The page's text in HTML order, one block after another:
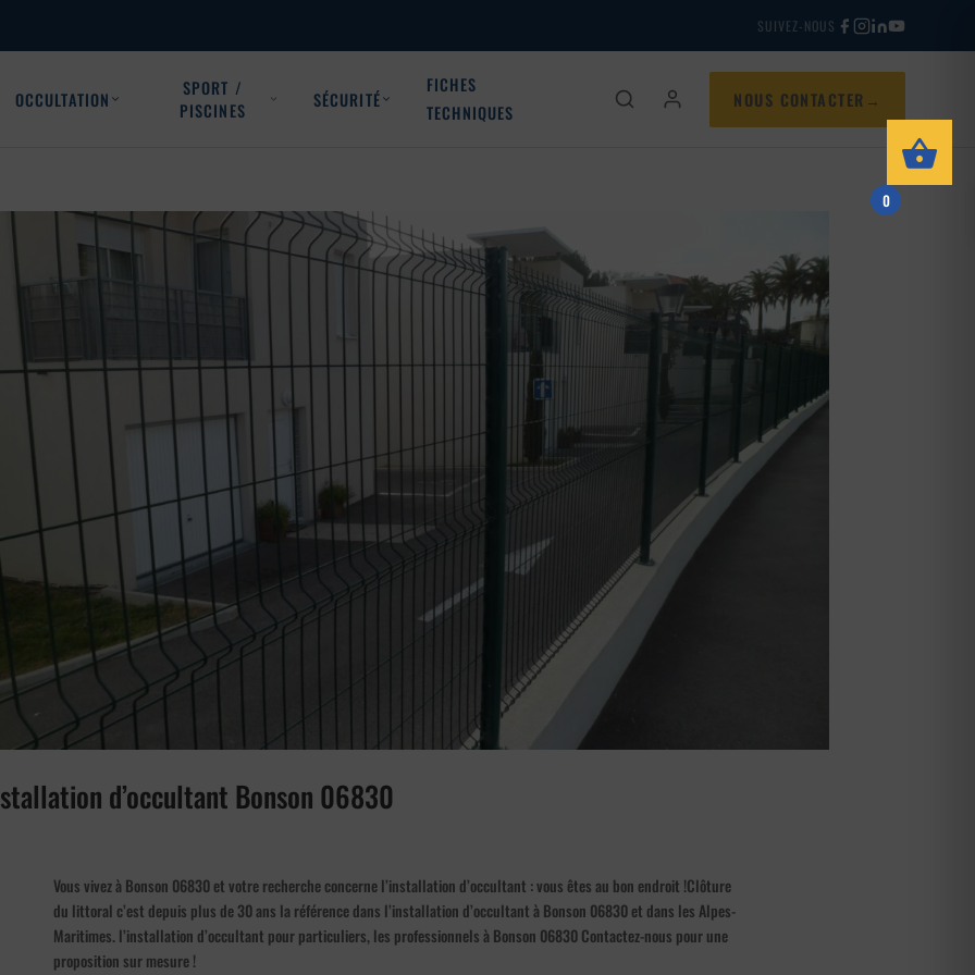
SUIVEZ-NOUS
OCCULTATION
SPORT /
PISCINES
SÉCURITÉ
FICHES
TECHNIQUES
NOUS CONTACTER
d’occultant Bonson 06830
Vous vivez à Bonson 06830 et votre recherche concerne l’installation d’occultant : vous êtes au bon endroit !Clôture
du littoral c’est depuis plus de 30 ans la référence dans l’installation d’occultant à Bonson 06830 et dans les Alpes-
Maritimes. l’installation d’occultant pour particuliers, les professionnels à Bonson 06830 Contactez-nous pour une
proposition sur mesure !
0